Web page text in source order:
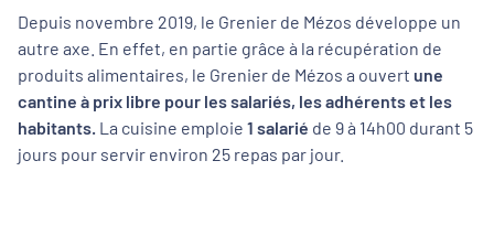
Depuis novembre 2019, le Grenier de Mézos développe un
autre axe. En effet, en partie grâce à la récupération de
produits alimentaires, le Grenier de Mézos a ouvert une
cantine à prix libre pour les salariés, les adhérents et les
habitants. La cuisine emploie 1 salarié de 9 à 14h00 durant 5
jours pour servir environ 25 repas par jour.